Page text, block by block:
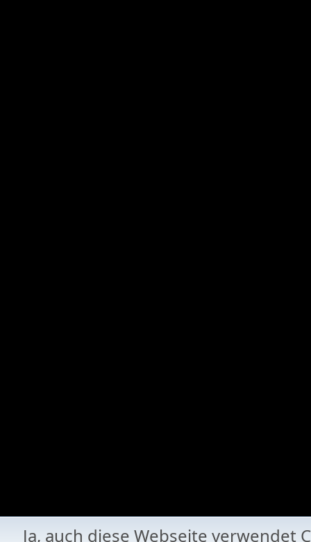
Ja, auch diese Webseite